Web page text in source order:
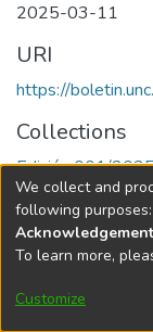
2025-03-11
URI
https://
Collections
Edición 001/
We collect and
following purposes:
To learn more,
Customize